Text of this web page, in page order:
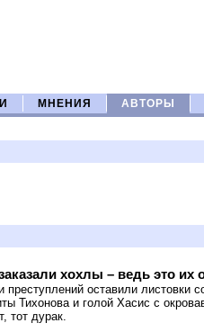
МНЕНИЯ АВТОРЫ
хохлы – ведь это
преступлений оставили листовки
Тихонова и голой Хасис с
тот дурак.